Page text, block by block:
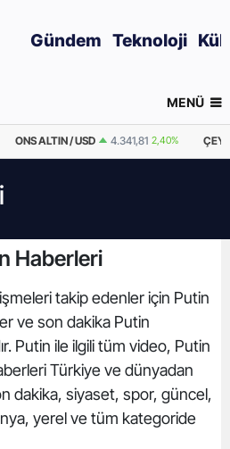
Gündem Teknoloji
MENÜ
ONS ALTIN / USD 4.341,81 2,40%
Haberleri
takip edenler için Putin
ve son dakika Putin
Putin ile ilgili tüm video, Putin
Türkiye ve dünyadan
dakika, siyaset, spor, güncel,
yerel ve tüm kategoride